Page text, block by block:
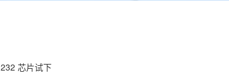
芯片试下